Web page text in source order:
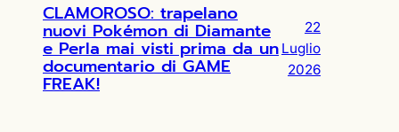
CLAMOROSO: trapelano
nuovi Pokémon di Diamante
e Perla mai visti prima da un
documentario di GAME
FREAK!
22
Luglio
2026